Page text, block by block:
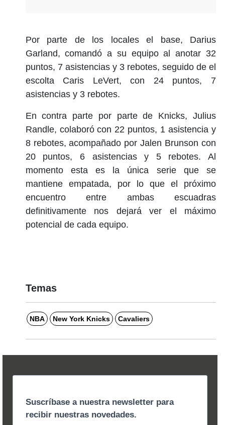
Por parte de los locales el base, Darius
Garland, comandó a su equipo al anotar 32
puntos, 7 asistencias y 3 rebotes, seguido de el
escolta Caris LeVert, con 24 puntos, 7
asistencias y 3 rebotes.
En contra parte por parte de Knicks, Julius
Randle, colaboró con 22 puntos, 1 asistencia y
8 rebotes, acompañado por Jalen Brunson con
20 puntos, 6 asistencias y 5 rebotes. Al
momento esta es la única serie que se
mantiene empatada, por lo que el próximo
encuentro entre ambas escuadras
definitivamente nos dejará ver el máximo
potencial de cada equipo.
Temas
NBA New York Knicks Cavaliers